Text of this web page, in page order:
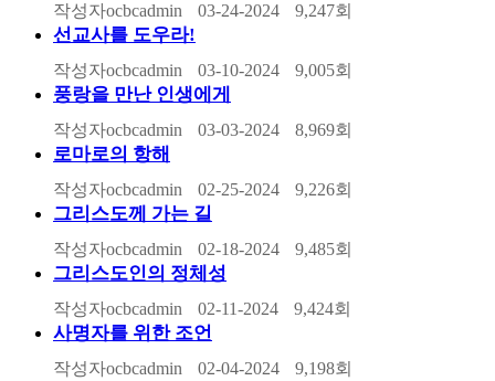
작성자ocbcadmin 03-24-2024 9,247회
선교사를 도우라!
작성자ocbcadmin 03-10-2024 9,005회
풍랑을 만난 인생에게
작성자ocbcadmin 03-03-2024 8,969회
로마로의 항해
작성자ocbcadmin 02-25-2024 9,226회
그리스도께 가는 길
작성자ocbcadmin 02-18-2024 9,485회
그리스도인의 정체성
작성자ocbcadmin 02-11-2024 9,424회
사명자를 위한 조언
작성자ocbcadmin 02-04-2024 9,198회